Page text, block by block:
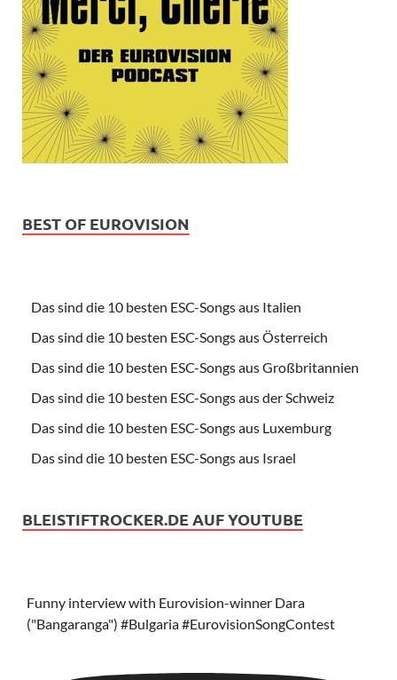
BEST OF EUROVISION
Das sind die 10 besten ESC-Songs aus Italien
Das sind die 10 besten ESC-Songs aus Österreich
Das sind die 10 besten ESC-Songs aus Großbritannien
Das sind die 10 besten ESC-Songs aus der Schweiz
Das sind die 10 besten ESC-Songs aus Luxemburg
Das sind die 10 besten ESC-Songs aus Israel
BLEISTIFTROCKER.DE AUF YOUTUBE
Funny interview with Eurovision-winner Dara
("Bangaranga") #Bulgaria #EurovisionSongContest